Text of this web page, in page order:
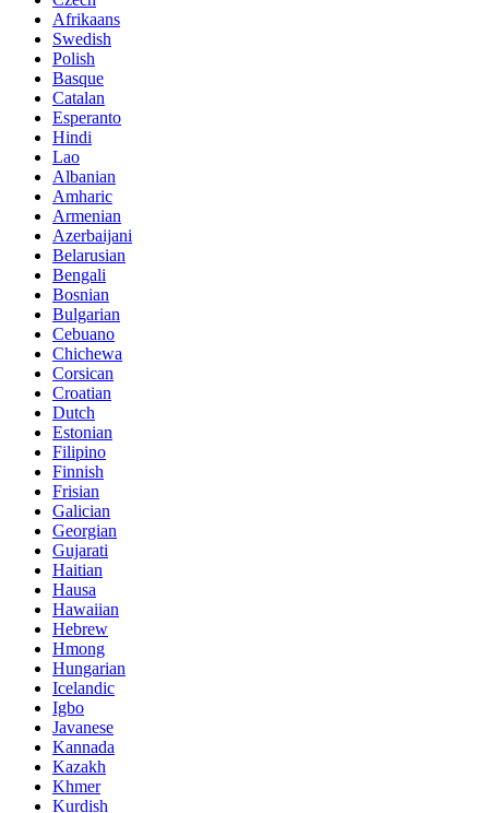
Afrikaans
Swedish
Polish
Basque
Catalan
Esperanto
Hindi
Lao
Albanian
Amharic
Armenian
Azerbaijani
Belarusian
Bengali
Bosnian
Bulgarian
Cebuano
Chichewa
Corsican
Croatian
Dutch
Estonian
Filipino
Finnish
Frisian
Galician
Georgian
Gujarati
Haitian
Hausa
Hawaiian
Hebrew
Hmong
Hungarian
Icelandic
Igbo
Javanese
Kannada
Kazakh
Khmer
Kurdish